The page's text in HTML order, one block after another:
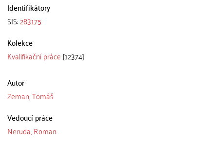
Identifikátory
SIS:283175
Kolekce
Kvalifikační práce [12374]
Autor
Zeman, Tomáš
Vedoucí práce
Neruda, Roman